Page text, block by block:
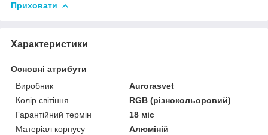
Приховати
Характеристики
Основні атрибути
Виробник
Аurorasvet
Колір світіння
RGB (різнокольоровий)
Гарантійний термін
18 міс
Матеріал корпусу
Алюміній